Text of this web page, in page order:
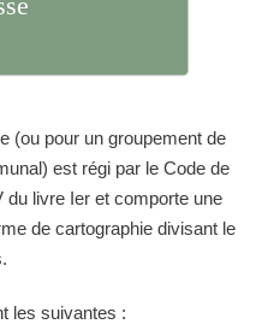
(ou pour un groupement de
est régi par le Code de
du livre Ier et comporte une
de cartographie divisant le
les suivantes :